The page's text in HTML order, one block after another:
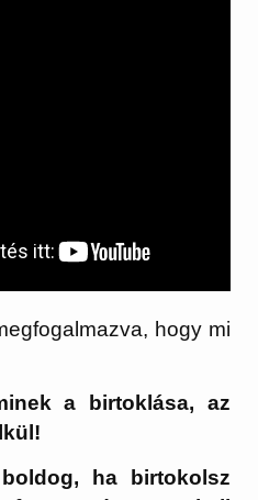
hogy mi
a birtoklása, az
ha birtokolsz